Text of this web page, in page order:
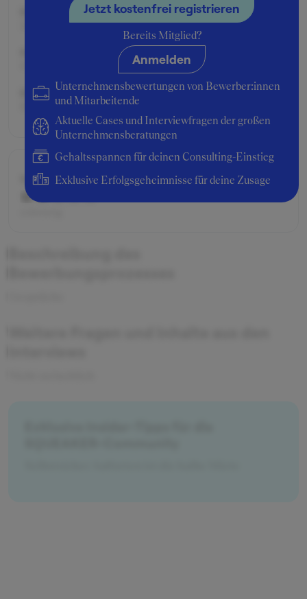
Beworben im Jahr:
0-3 Jahre Berufserfahrung
Beworben als:
Schwierigkeitsgrad
Jetzt kostenfrei registrieren
Bereits Mitglied?
Anmelden
Unternehmensbewertungen von Bewerber:innen
und Mitarbeitende
Aktuelle Cases und Interviewfragen der großen
Unternehmensberatungen
Gehaltsspannen für deinen Consulting-Einstieg
Exklusive Erfolgsgeheimnisse für deine Zusage